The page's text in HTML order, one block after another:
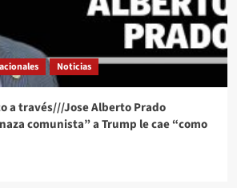
Noticias
a través///Jose Alberto Prado
comunista” a Trump le cae “como